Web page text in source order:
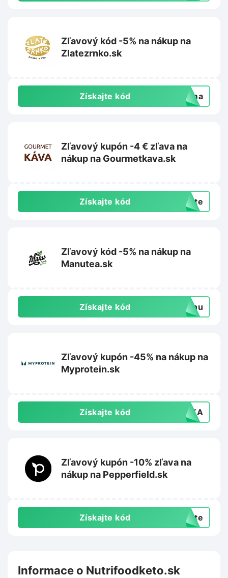
Zľavový kód -5% na nákup na
Zlatezrnko.sk
Získajte kód doma
Zľavový kupón -4 € zľava na
nákup na Gourmetkava.sk
Získajte kód exte
Zľavový kód -5% na nákup na
Manutea.sk
Získajte kód manu
Zľavový kupón -45% na nákup na
Myprotein.sk
Získajte kód AVKA
Zľavový kupón -10% zľava na
nákup na Pepperfield.sk
Získajte kód exte
Informace o Nutrifoodketo.sk